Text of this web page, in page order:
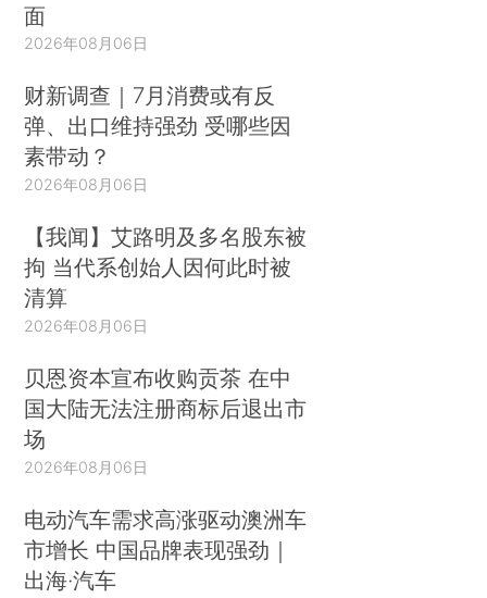
面
2026年08月06日
财新调查｜7月消费或有反
弹、出口维持强劲 受哪些因
素带动？
2026年08月06日
【我闻】艾路明及多名股东被
拘 当代系创始人因何此时被
清算
2026年08月06日
贝恩资本宣布收购贡茶 在中
国大陆无法注册商标后退出市
场
2026年08月06日
电动汽车需求高涨驱动澳洲车
市增长 中国品牌表现强劲｜
出海·汽车